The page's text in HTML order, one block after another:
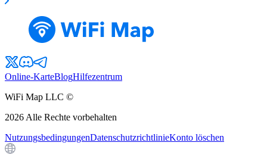
Online-KarteBlogHilfezentrum
WiFi Map LLC ©
2026 Alle Rechte vorbehalten
NutzungsbedingungenDatenschutzrichtlinieKonto löschen